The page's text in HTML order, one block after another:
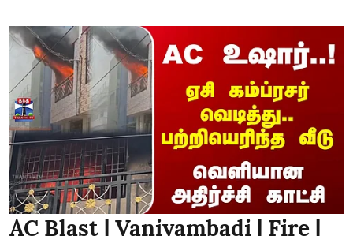
AC Blast | Vaniyambadi | Fire |